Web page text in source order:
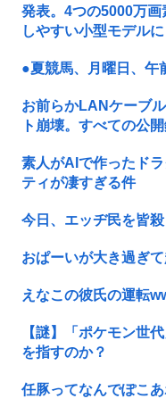
発表。4つの5000万
しやすい小型モデルに
●夏競馬、月曜日、午
お前らかLANケーブ
ト崩壊。すべての公
素人がAIで作ったド
ティが凄すぎる件
今日、エッヂ民を皆
おぱーいが大き過ぎ
えなこの彼氏の運転
【謎】「ポケモン世
を指すのか？
任豚ってなんでぽこ